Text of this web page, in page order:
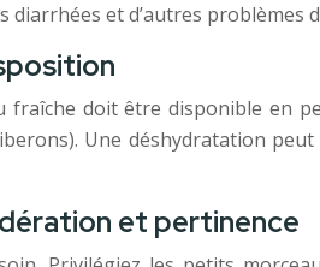
et d’autres problèmes
doit être disponible en
Une déshydratation
et pertinence